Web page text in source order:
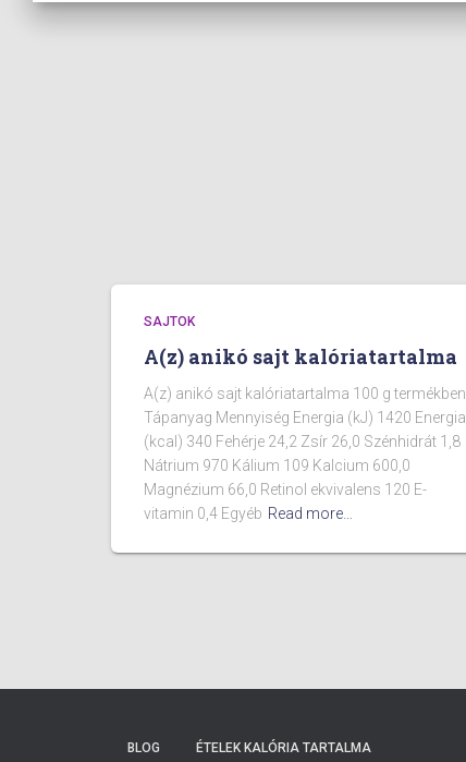
SAJTOK
A(z) anikó sajt kalóriatartalma
A(z) anikó sajt kalóriatartalma 100 g termékben
Tápanyag Mennyiség Energia (kJ) 1420 Energia
(kcal) 340 Fehérje 24,2 Zsír 26,0 Szénhidrát 1,8
Nátrium 970 Kálium 109 Kalcium 600,0
Magnézium 66,0 Retinol ekvivalens 120 E-
vitamin 0,4 Egyéb Read more…
BLOG ÉTELEK KALÓRIA TARTALMA